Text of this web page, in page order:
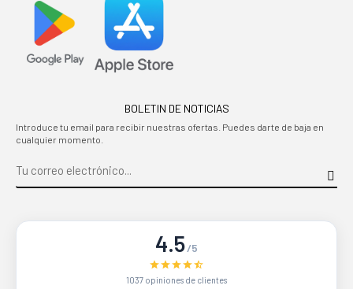
BOLETIN DE NOTICIAS
Introduce tu email para recibir nuestras ofertas. Puedes darte de baja en
cualquier momento.
4.5/5
1037 opiniones de clientes